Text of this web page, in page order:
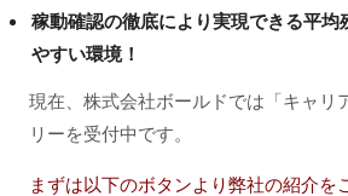
稼動確認の徹底により実現できる平均
やすい環境！
現在、株式会社ボールドでは「キャリ
リーを受付中です。
まずは以下のボタンより弊社の紹介を